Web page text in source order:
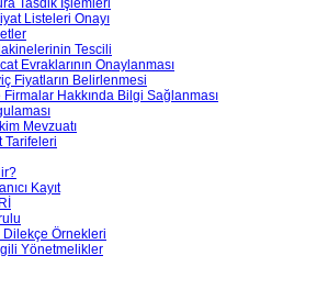
Tasdik İşlemleri
Listeleri Onayı
Tescili
Evraklarının Onaylanması
Fiyatların Belirlenmesi
Firmalar Hakkında Bilgi Sağlanması
Mevzuatı
Tarifeleri
Kayıt
Dilekçe Örnekleri
Yönetmelikler